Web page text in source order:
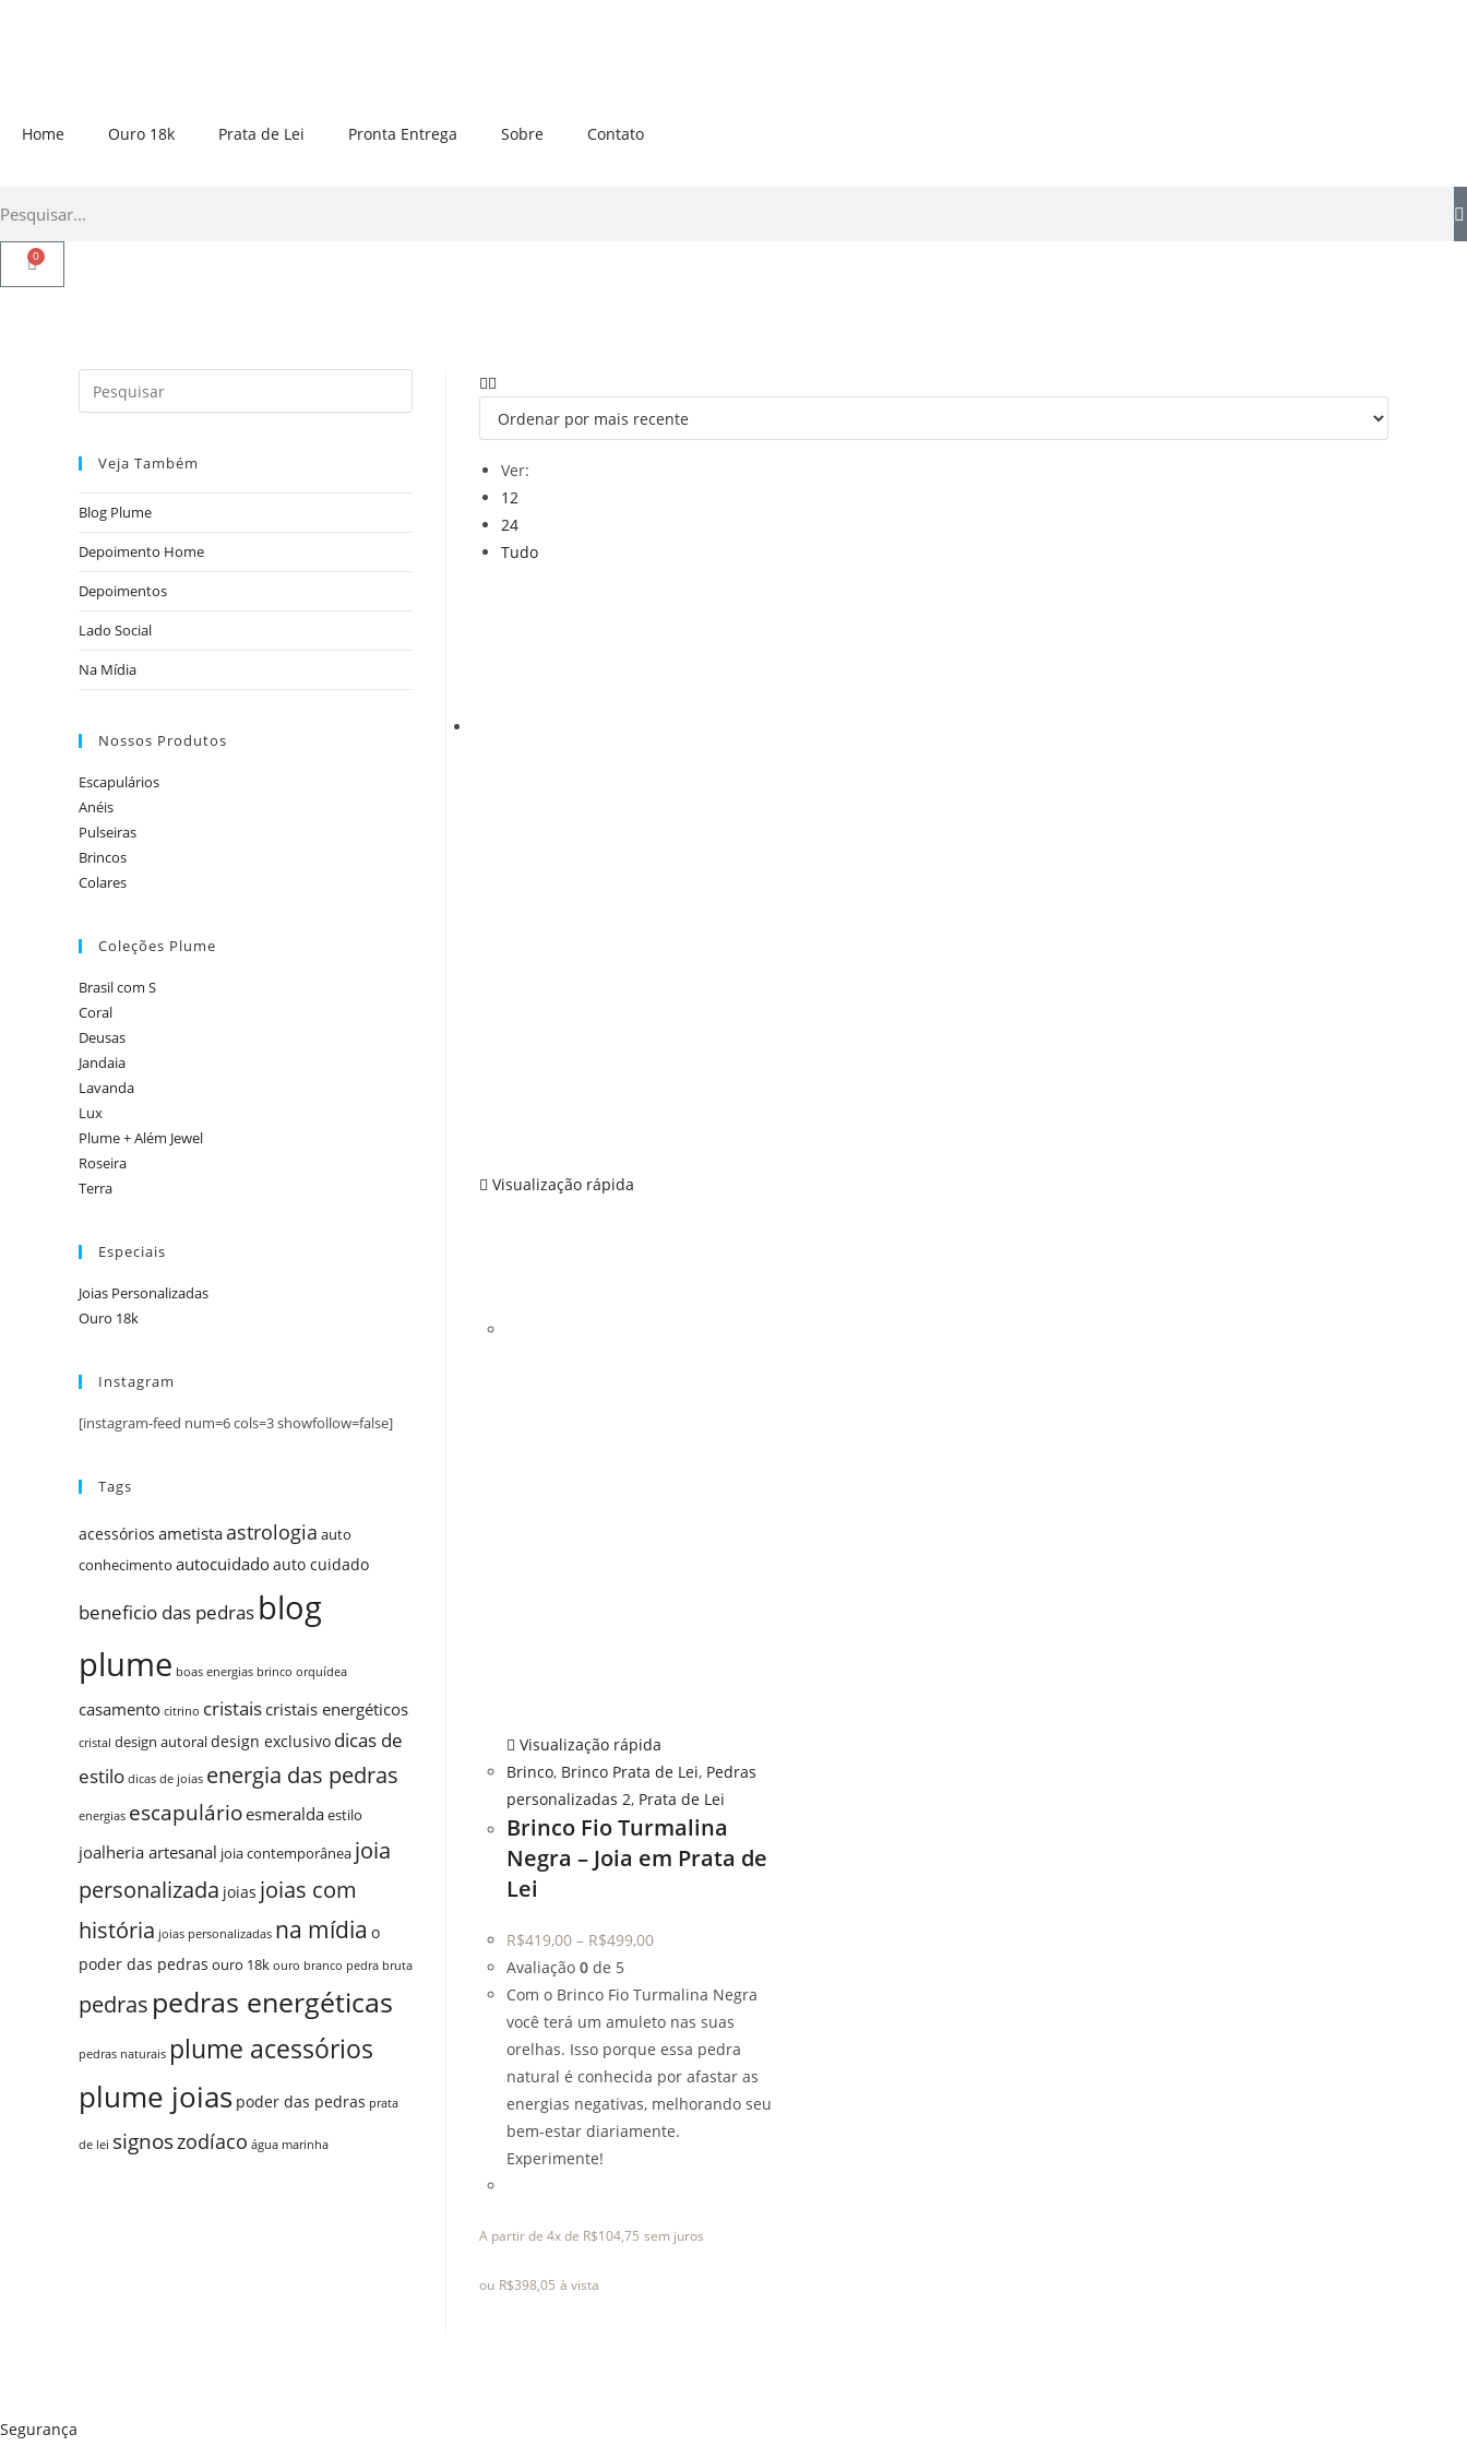
Home Ouro 18k Prata de Lei Pronta Entrega Sobre Contato
0
Ver:
12
24
Tudo
Visualização rápida
Visualização rápida
Brinco, Brinco Prata de Lei, Pedras
personalizadas 2, Prata de Lei
Brinco Fio Turmalina
Negra – Joia em Prata de
Lei
R$419,00 – R$499,00
Avaliação 0 de 5
Com o Brinco Fio Turmalina Negra
você terá um amuleto nas suas
orelhas. Isso porque essa pedra
natural é conhecida por afastar as
energias negativas, melhorando seu
bem-estar diariamente.
Experimente!
A partir de 4x de R$104,75 sem juros
ou R$398,05 à vista
Veja Também
Blog Plume
Depoimento Home
Depoimentos
Lado Social
Na Mídia
Nossos Produtos
Escapulários
Anéis
Pulseiras
Brincos
Colares
Coleções Plume
Brasil com S
Coral
Deusas
Jandaia
Lavanda
Lux
Plume + Além Jewel
Roseira
Terra
Especiais
Joias Personalizadas
Ouro 18k
Instagram
[instagram-feed num=6 cols=3 showfollow=false]
Tags
acessórios ametistaastrologia auto
conhecimento autocuidadoauto cuidado
beneficio das pedras blog
plume boas energias brinco orquídea
casamento citrino cristaiscristais energéticos
cristal design autoraldesign exclusivo dicas de
estilo dicas de joias energia das pedras
energias escapulárioesmeraldaestilo
joalheria artesanal joia contemporânea joia
personalizada joias joias com
história joias personalizadas na mídia o
poder das pedras ouro 18k ouro branco pedra bruta
pedras pedras energéticas
pedras naturais plume acessórios
plume joias poder das pedras prata
de lei signoszodíaco água marinha
Segurança